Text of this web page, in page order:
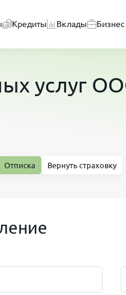
Кредиты Вклады Бизнес
Отписка Вернуть страховку